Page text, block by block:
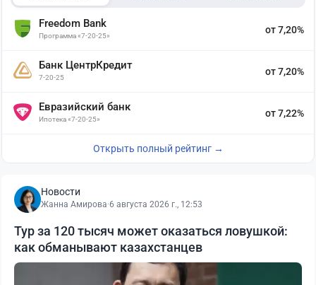
Freedom Bank
Программа «7-20-25»
от 7,20%
Банк ЦентрКредит
7-20-25
от 7,20%
Евразийский банк
Ипотека «7-20-25»
от 7,22%
Открыть полный рейтинг →
Новости
Жанна Амирова·6 августа 2026 г., 12:53
Тур за 120 тысяч может оказаться ловушкой:
как обманывают казахстанцев